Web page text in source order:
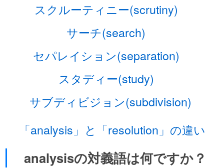
スクルーティニー(scrutiny)
サーチ(search)
セパレイション(separation)
スタディー(study)
サブディビジョン(subdivision)
「analysis」と「resolution」の違い
analysisの対義語は何ですか？